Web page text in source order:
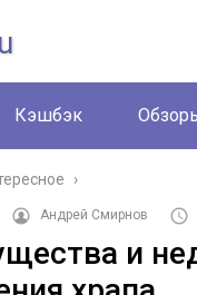
Кэшбэк
›
Андрей Смирнов
и